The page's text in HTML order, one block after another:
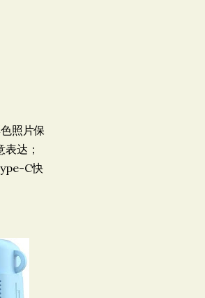
照片保
达；
C快